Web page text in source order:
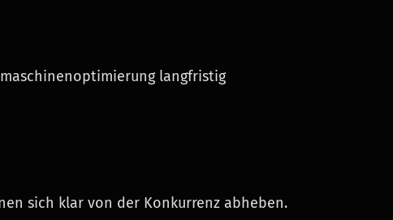
langfristig
sich klar von der Konkurrenz abheben.